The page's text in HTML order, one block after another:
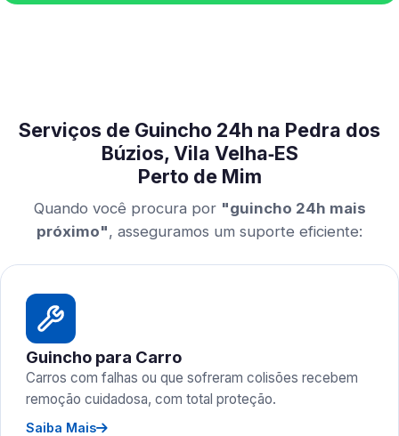
Serviços de Guincho 24h na Pedra dos
Búzios, Vila Velha‑ES
Perto de Mim
Quando você procura por "guincho 24h mais
próximo", asseguramos um suporte eficiente:
Guincho para Carro
Carros com falhas ou que sofreram colisões recebem
remoção cuidadosa, com total proteção.
Saiba Mais